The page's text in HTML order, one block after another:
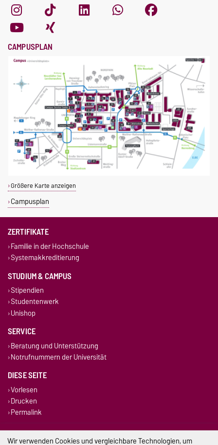
CAMPUSPLAN
Größere Karte anzeigen
Campusplan
ZERTIFIKATE
Familie in der Hochschule
Systemakkreditierung
STUDIUM & CAMPUS
Stipendien
Studentenwerk
Unishop
SERVICE
Beratung und Unterstützung
Notrufnummern der Universität
DIESE SEITE
Vorlesen
Drucken
Permalink
Impressum
Wir verwenden Cookies und vergleichbare Technologien, um